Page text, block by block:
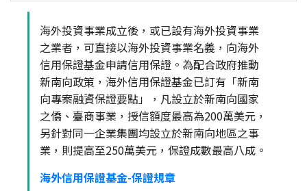
海外投資事業成立後，或已設有海外投資事業
之業者，可直接以海外投資事業名義，向海外
信用保證基金申請信用保證。為配合政府推動
新南向政策，海外信用保證基金已訂有「新南
向專案融資保證要點」，凡設立於新南向國家
之僑、臺商事業，授信額度最高為200萬美元，
另針對同一企業集團均設立於新南向地區之事
業，則提高至250萬美元，保證成數最高八成。
海外信用保證基金-保證規章